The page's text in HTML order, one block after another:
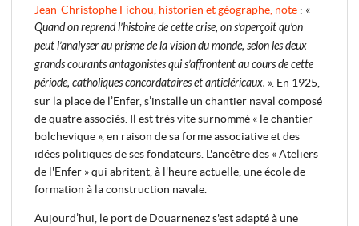
Jean-Christophe Fichou, historien et géographe, note : «
Quand on reprend l’histoire de cette crise, on s’aperçoit qu’on
peut l’analyser au prisme de la vision du monde, selon les deux
grands courants antagonistes qui s’affrontent au cours de cette
période, catholiques concordataires et anticléricaux. ». En 1925,
sur la place de l’Enfer, s’installe un chantier naval composé
de quatre associés. Il est très vite surnommé « le chantier
bolchevique », en raison de sa forme associative et des
idées politiques de ses fondateurs. L'ancêtre des « Ateliers
de l'Enfer » qui abritent, à l'heure actuelle, une école de
formation à la construction navale.
Aujourd’hui, le port de Douarnenez s'est adapté à une